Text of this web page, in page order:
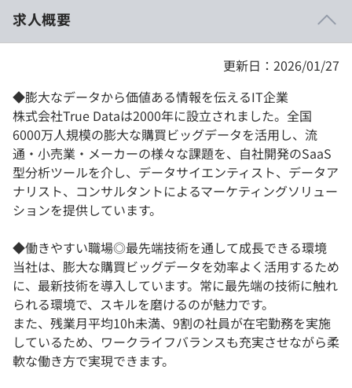
求人概要
更新日：2026/01/27
◆膨大なデータから価値ある情報を伝えるIT企業
株式会社True Dataは2000年に設立されました。全国
6000万人規模の膨大な購買ビッグデータを活用し、流
通・小売業・メーカーの様々な課題を、自社開発のSaaS
型分析ツールを介し、データサイエンティスト、データア
ナリスト、コンサルタントによるマーケティングソリュー
ションを提供しています。
◆働きやすい職場◎最先端技術を通して成長できる環境
当社は、膨大な購買ビッグデータを効率よく活用するため
に、最新技術を導入しています。常に最先端の技術に触れ
られる環境で、スキルを磨けるのが魅力です。
また、残業月平均10h未満、9割の社員が在宅勤務を実施
しているため、ワークライフバランスも充実させながら柔
軟な働き方で実現できます。